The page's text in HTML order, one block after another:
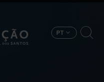
PT